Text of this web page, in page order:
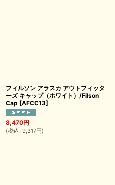
フィルソン アラスカ アウトフィッタ
ーズ キャップ（ホワイト）/Filson
Cap [AFCC13]
8,470円
(税込 : 9,317円)